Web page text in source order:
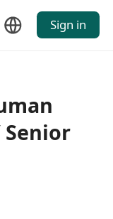
Sign in
Senior